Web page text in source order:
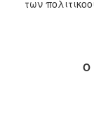
των
Ο